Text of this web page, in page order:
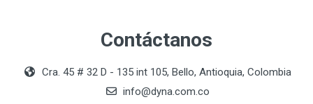
Contáctanos
Cra. 45 # 32 D - 135 int 105, Bello, Antioquia, Colombia
info@dyna.com.co